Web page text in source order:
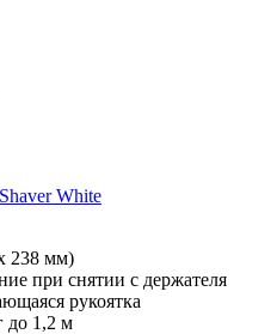
White
238 мм)
при снятии с держателя
рукоятка
до 1,2 м